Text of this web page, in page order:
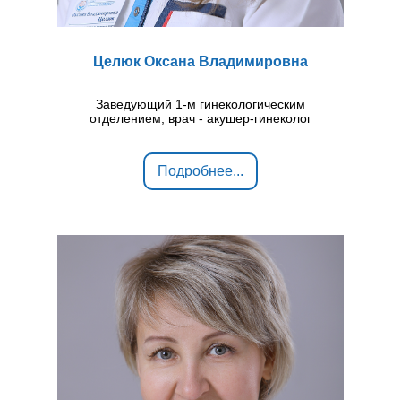
Целюк Оксана Владимировна
Заведующий 1-м гинекологическим
отделением, врач - акушер-гинеколог
Подробнее...